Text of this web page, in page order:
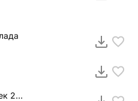
Сен (OST Ғашық жүрек 2) mp3